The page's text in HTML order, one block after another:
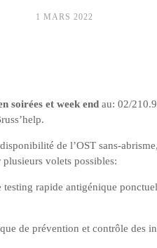
1 MARS 2022
soirées et week end au: 02/
de l’OST sans-
volets possibles:
rapide antigénique
de prévention et contrôle des